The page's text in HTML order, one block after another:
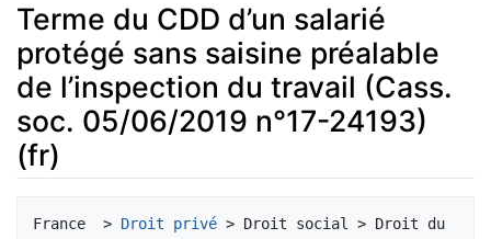
Terme du CDD d’un salarié
protégé sans saisine préalable
de l’inspection du travail (Cass.
soc. 05/06/2019 n°17-24193)
(fr)
France  > Droit privé > Droit social > Droit du